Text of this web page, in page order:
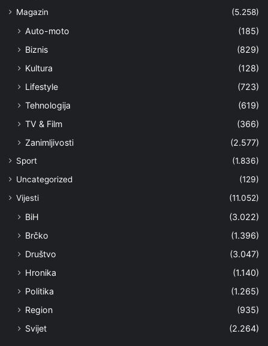
Magazin
(5.258)
Auto-moto
(185)
Biznis
(829)
Kultura
(128)
Lifestyle
(723)
Tehnologija
(619)
TV & Film
(366)
Zanimljivosti
(2.577)
Sport
(1.836)
Uncategorized
(129)
Vijesti
(11.052)
BiH
(3.022)
Brčko
(1.396)
Društvo
(3.047)
Hronika
(1.140)
Politika
(1.265)
Region
(935)
Svijet
(2.264)